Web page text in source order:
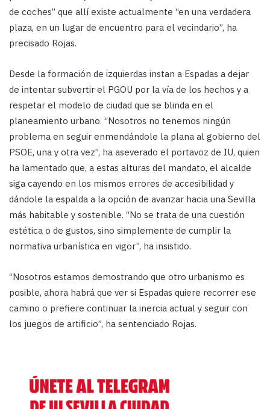
de coches” que allí existe actualmente “en una verdadera
plaza, en un lugar de encuentro para el vecindario”, ha
precisado Rojas.
Desde la formación de izquierdas instan a Espadas a dejar
de intentar subvertir el PGOU por la vía de los hechos y a
respetar el modelo de ciudad que se blinda en el
planeamiento urbano. “Nosotros no tenemos ningún
problema en seguir enmendándole la plana al gobierno del
PSOE, una y otra vez”, ha aseverado el portavoz de IU, quien
ha lamentado que, a estas alturas del mandato, el alcalde
siga cayendo en los mismos errores de accesibilidad y
dándole la espalda a la opción de avanzar hacia una Sevilla
más habitable y sostenible. “No se trata de una cuestión
estética o de gustos, sino simplemente de cumplir la
normativa urbanística en vigor”, ha insistido.
“Nosotros estamos demostrando que otro urbanismo es
posible, ahora habrá que ver si Espadas quiere recorrer ese
camino o prefiere continuar la inercia actual y seguir con
los juegos de artificio”, ha sentenciado Rojas.